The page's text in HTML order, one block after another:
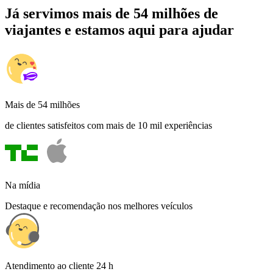
Já servimos mais de 54 milhões de
viajantes e estamos aqui para ajudar
Mais de 54 milhões
de clientes satisfeitos com mais de 10 mil experiências
Na mídia
Destaque e recomendação nos melhores veículos
Atendimento ao cliente 24 h